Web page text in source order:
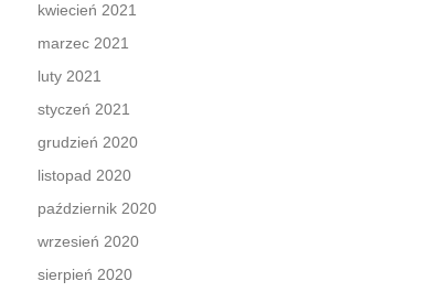
kwiecień 2021
marzec 2021
luty 2021
styczeń 2021
grudzień 2020
listopad 2020
październik 2020
wrzesień 2020
sierpień 2020